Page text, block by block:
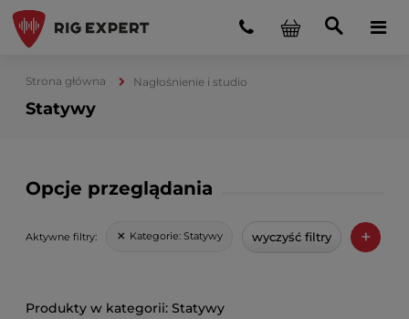
Strona główna Nagłośnienie i studio
Statywy
Opcje przeglądania
Aktywne filtry: Kategorie: Statywy wyczyść filtry +
Statywy